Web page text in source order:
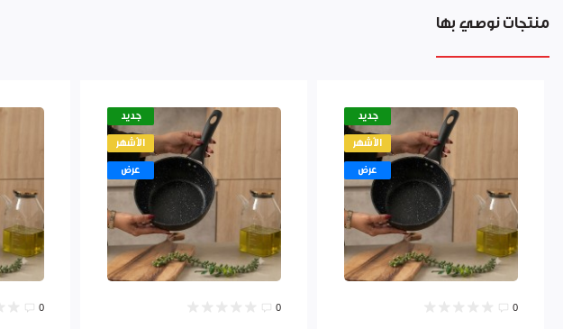
منتجات نوصي بها
جديد
الأشهر
عرض
0
جديد
الأشهر
عرض
0
0